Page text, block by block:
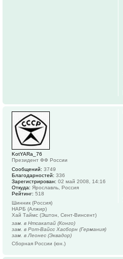
KotYARa_76
Президент ФФ России
Сообщений: 3749
Благодарностей: 336
Зарегистрирован: 02 май 2008, 14:16
Откуда: Ярославль, Россия
Рейтинг: 518
Шинник (Россия)
НАРБ (Алжир)
Хай Таймс (Эштон, Сент-Винсент)
зам. в Нтсакапай (Конго)
зам. в Рот-Вайсс Хасборн (Германия)
зам. в Леонес (Эквадор)
Сборная России (юн.)